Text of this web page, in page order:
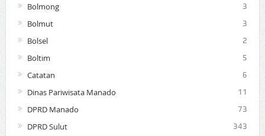
Bolmong 3
Bolmut 3
Bolsel 2
Boltim 5
Catatan 6
Dinas Pariwisata Manado 11
DPRD Manado 73
DPRD Sulut 343